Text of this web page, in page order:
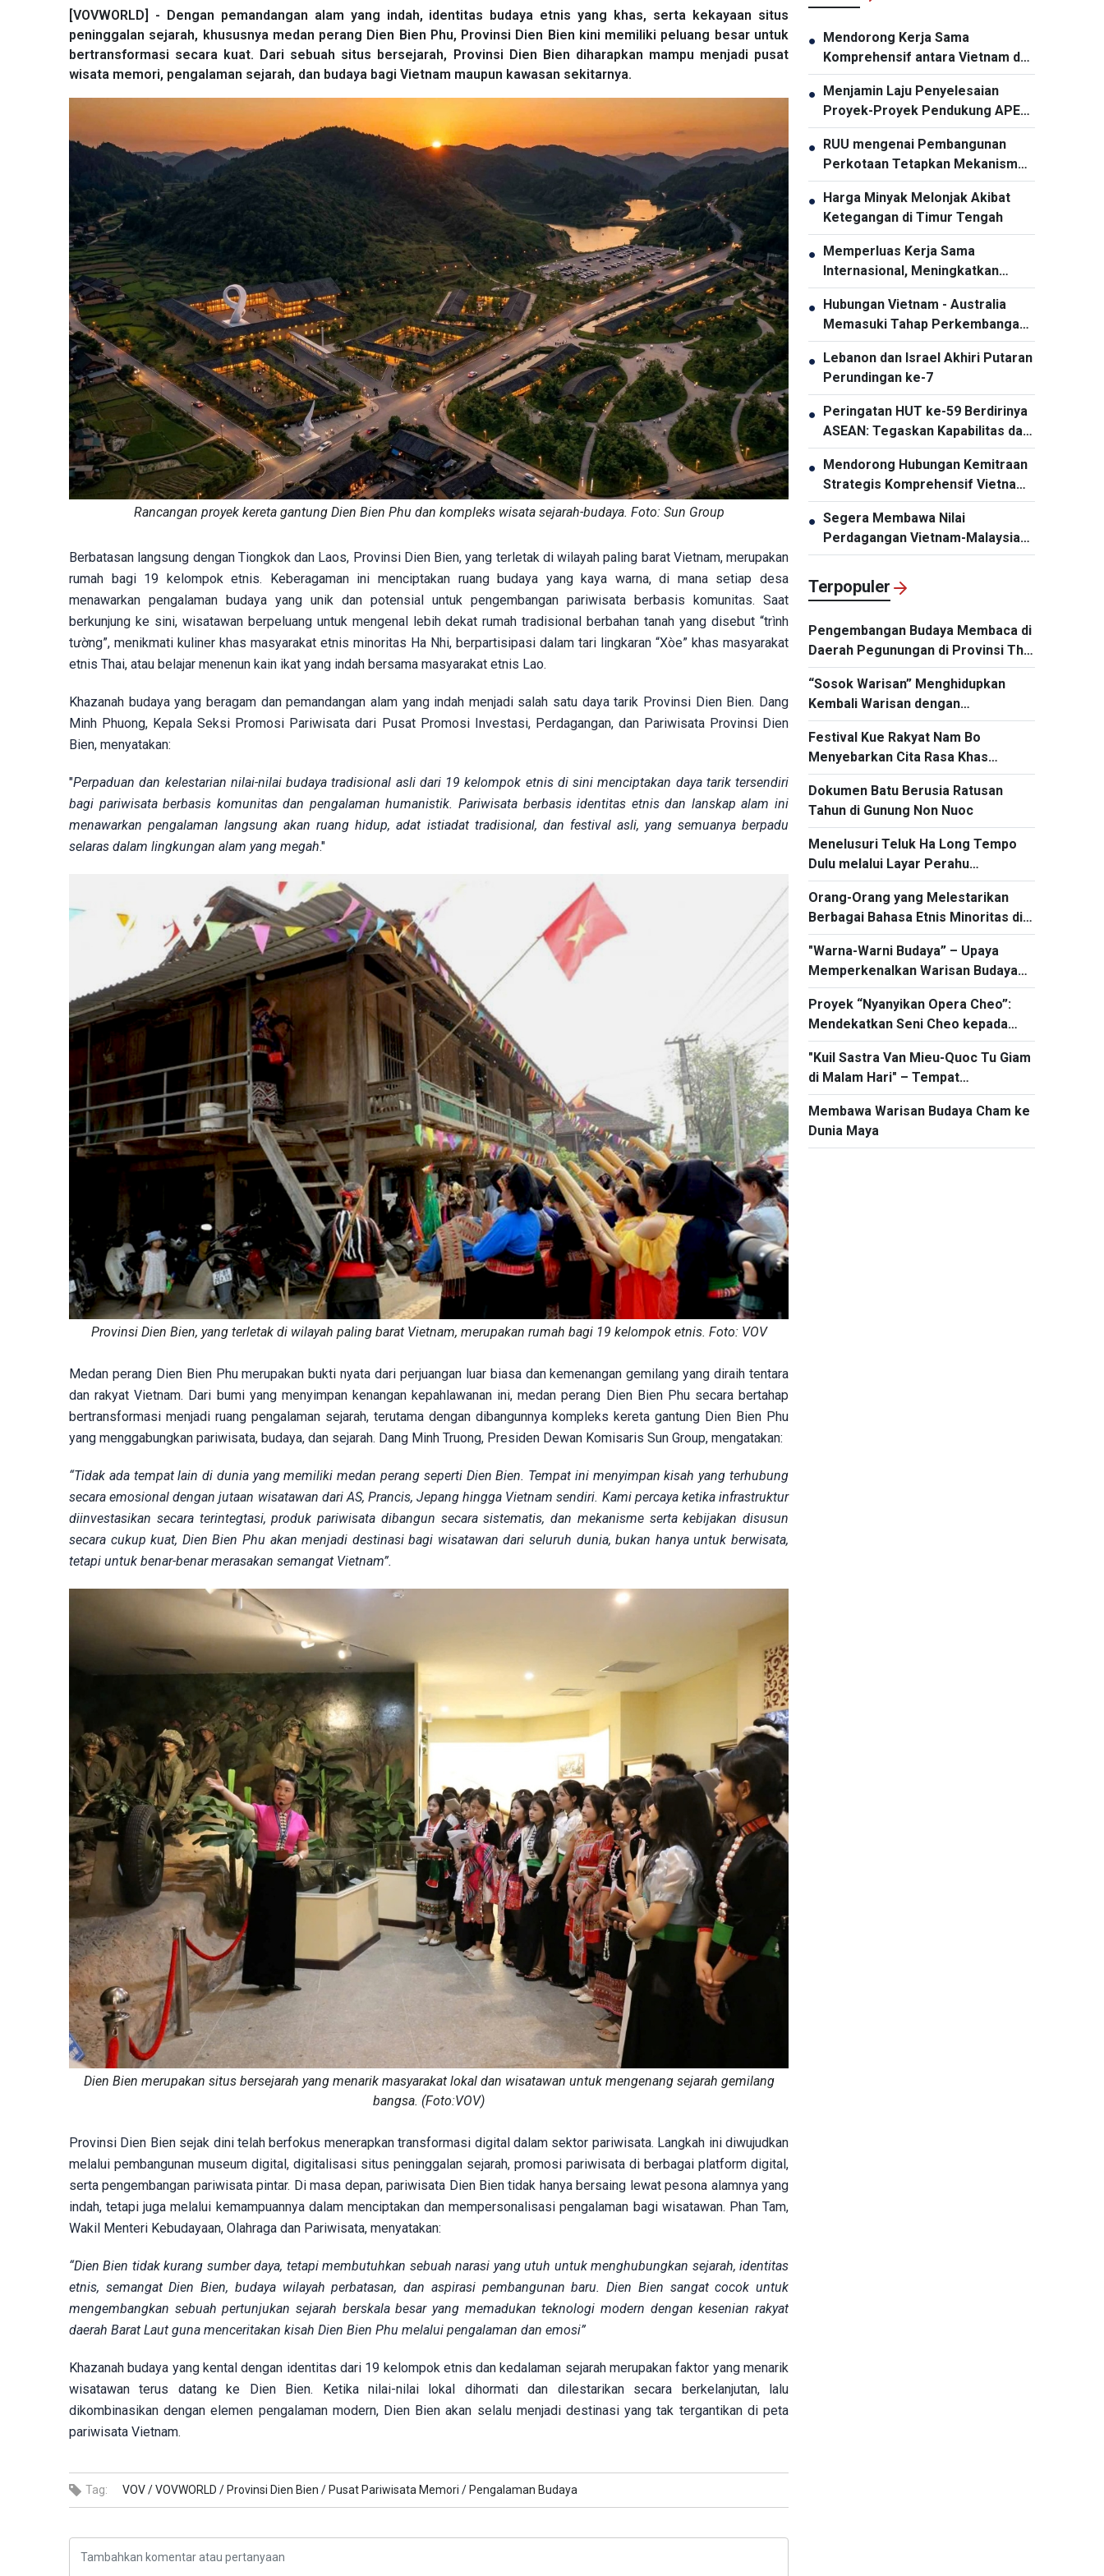
[VOVWORLD] - Dengan pemandangan alam yang indah, identitas budaya etnis yang khas, serta kekayaan situs
peninggalan sejarah, khususnya medan perang Dien Bien Phu, Provinsi Dien Bien kini memiliki peluang besar untuk
bertransformasi secara kuat. Dari sebuah situs bersejarah, Provinsi Dien Bien diharapkan mampu menjadi pusat
wisata memori, pengalaman sejarah, dan budaya bagi Vietnam maupun kawasan sekitarnya.
Rancangan proyek kereta gantung Dien Bien Phu dan kompleks wisata sejarah-budaya. Foto: Sun Group
Berbatasan langsung dengan Tiongkok dan Laos, Provinsi Dien Bien, yang terletak di wilayah paling barat Vietnam, merupakan
rumah bagi 19 kelompok etnis. Keberagaman ini menciptakan ruang budaya yang kaya warna, di mana setiap desa
menawarkan pengalaman budaya yang unik dan potensial untuk pengembangan pariwisata berbasis komunitas. Saat
berkunjung ke sini, wisatawan berpeluang untuk mengenal lebih dekat rumah tradisional berbahan tanah yang disebut “trình
tường”, menikmati kuliner khas masyarakat etnis minoritas Ha Nhi, berpartisipasi dalam tari lingkaran “Xòe” khas masyarakat
etnis Thai, atau belajar menenun kain ikat yang indah bersama masyarakat etnis Lao.
Khazanah budaya yang beragam dan pemandangan alam yang indah menjadi salah satu daya tarik Provinsi Dien Bien. Dang
Minh Phuong, Kepala Seksi Promosi Pariwisata dari Pusat Promosi Investasi, Perdagangan, dan Pariwisata Provinsi Dien
Bien, menyatakan:
"Perpaduan dan kelestarian nilai-nilai budaya tradisional asli dari 19 kelompok etnis di sini menciptakan daya tarik tersendiri
bagi pariwisata berbasis komunitas dan pengalaman humanistik. Pariwisata berbasis identitas etnis dan lanskap alam ini
menawarkan pengalaman langsung akan ruang hidup, adat istiadat tradisional, dan festival asli, yang semuanya berpadu
selaras dalam lingkungan alam yang megah."
Provinsi Dien Bien, yang terletak di wilayah paling barat Vietnam, merupakan rumah bagi 19 kelompok etnis. Foto: VOV
Medan perang Dien Bien Phu merupakan bukti nyata dari perjuangan luar biasa dan kemenangan gemilang yang diraih tentara
dan rakyat Vietnam. Dari bumi yang menyimpan kenangan kepahlawanan ini, medan perang Dien Bien Phu secara bertahap
bertransformasi menjadi ruang pengalaman sejarah, terutama dengan dibangunnya kompleks kereta gantung Dien Bien Phu
yang menggabungkan pariwisata, budaya, dan sejarah. Dang Minh Truong, Presiden Dewan Komisaris Sun Group, mengatakan:
“Tidak ada tempat lain di dunia yang memiliki medan perang seperti Dien Bien. Tempat ini menyimpan kisah yang terhubung
secara emosional dengan jutaan wisatawan dari AS, Prancis, Jepang hingga Vietnam sendiri. Kami percaya ketika infrastruktur
diinvestasikan secara terintegtasi, produk pariwisata dibangun secara sistematis, dan mekanisme serta kebijakan disusun
secara cukup kuat, Dien Bien Phu akan menjadi destinasi bagi wisatawan dari seluruh dunia, bukan hanya untuk berwisata,
tetapi untuk benar-benar merasakan semangat Vietnam”.
Dien Bien merupakan situs bersejarah yang menarik masyarakat lokal dan wisatawan untuk mengenang sejarah gemilang
bangsa. (Foto:VOV)
Provinsi Dien Bien sejak dini telah berfokus menerapkan transformasi digital dalam sektor pariwisata. Langkah ini diwujudkan
melalui pembangunan museum digital, digitalisasi situs peninggalan sejarah, promosi pariwisata di berbagai platform digital,
serta pengembangan pariwisata pintar. Di masa depan, pariwisata Dien Bien tidak hanya bersaing lewat pesona alamnya yang
indah, tetapi juga melalui kemampuannya dalam menciptakan dan mempersonalisasi pengalaman bagi wisatawan. Phan Tam,
Wakil Menteri Kebudayaan, Olahraga dan Pariwisata, menyatakan:
“Dien Bien tidak kurang sumber daya, tetapi membutuhkan sebuah narasi yang utuh untuk menghubungkan sejarah, identitas
etnis, semangat Dien Bien, budaya wilayah perbatasan, dan aspirasi pembangunan baru. Dien Bien sangat cocok untuk
mengembangkan sebuah pertunjukan sejarah berskala besar yang memadukan teknologi modern dengan kesenian rakyat
daerah Barat Laut guna menceritakan kisah Dien Bien Phu melalui pengalaman dan emosi”
Khazanah budaya yang kental dengan identitas dari 19 kelompok etnis dan kedalaman sejarah merupakan faktor yang menarik
wisatawan terus datang ke Dien Bien. Ketika nilai-nilai lokal dihormati dan dilestarikan secara berkelanjutan, lalu
dikombinasikan dengan elemen pengalaman modern, Dien Bien akan selalu menjadi destinasi yang tak tergantikan di peta
pariwisata Vietnam.
Tag: VOV /VOVWORLD / Provinsi Dien Bien / Pusat Pariwisata Memori / Pengalaman Budaya
● Mendorong Kerja Sama
Komprehensif antara Vietnam dan
Thailand
● Menjamin Laju Penyelesaian
Proyek-Proyek Pendukung APEC
2027
● RUU mengenai Pembangunan
Perkotaan Tetapkan Mekanisme
Khusus dan Unggul bagi Kota Ho
Chi Minh
● Harga Minyak Melonjak Akibat
Ketegangan di Timur Tengah
● Memperluas Kerja Sama
Internasional, Meningkatkan
Promosi Pariwisata Vietnam
● Hubungan Vietnam - Australia
Memasuki Tahap Perkembangan
Baru
● Lebanon dan Israel Akhiri Putaran
Perundingan ke-7
● Peringatan HUT ke-59 Berdirinya
ASEAN: Tegaskan Kapabilitas dan
Daya Tariknya
● Mendorong Hubungan Kemitraan
Strategis Komprehensif Vietnam-
Thailand Semakin Substansial dan
Efektif
● Segera Membawa Nilai
Perdagangan Vietnam-Malaysia
Mencapai 20 Miliar Dolar AS
Terpopuler
Pengembangan Budaya Membaca di
Daerah Pegunungan di Provinsi Thai
Nguyen
“Sosok Warisan” Menghidupkan
Kembali Warisan dengan
Memanfaatkan Teknologi
Festival Kue Rakyat Nam Bo
Menyebarkan Cita Rasa Khas
Vietnam Selatan
Dokumen Batu Berusia Ratusan
Tahun di Gunung Non Nuoc
Menelusuri Teluk Ha Long Tempo
Dulu melalui Layar Perahu
Berdinding Tiga
Orang-Orang yang Melestarikan
Berbagai Bahasa Etnis Minoritas di
Daerah Tay Nguyen Secara Diam-
Diam
"Warna-Warni Budaya” – Upaya
Memperkenalkan Warisan Budaya
yang Berharga kepada Publik
Proyek “Nyanyikan Opera Cheo”:
Mendekatkan Seni Cheo kepada
Kaum Muda
"Kuil Sastra Van Mieu-Quoc Tu Giam
di Malam Hari" – Tempat
Berkumpulnya Cahaya
Membawa Warisan Budaya Cham ke
Dunia Maya